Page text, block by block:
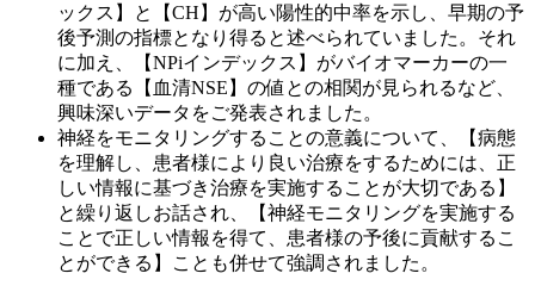
ックス】と【CH】が高い陽性的中率を示し、早期の予
後予測の指標となり得る と述べられていました。それ
に加え、
【NPiインデックス】がバイオマーカーの一
種である【血清NSE】の値との相関が見られるなど、
興味深いデータをご発表されました。
神経をモニタリングすることの意義について、【病態
を理解し、患者様により良い治療をするためには、正
しい情報に基づき治療を実施することが大切である】
と繰り返しお話され、【神経モニタリングを実施する
ことで正しい情報を得て、患者様の予後に貢献するこ
とができる】ことも併せて強調されました。